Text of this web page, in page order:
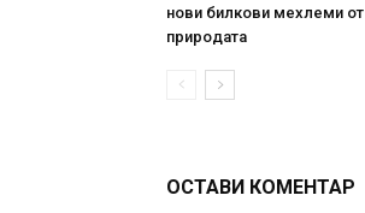
нови билкови мехлеми от
природата
ОСТАВИ КОМЕНТАР